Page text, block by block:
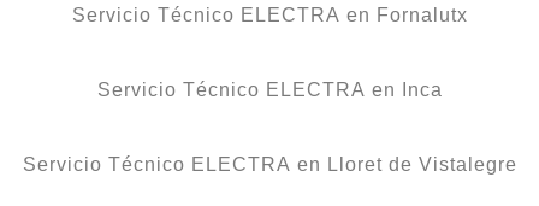
Servicio Técnico ELECTRA en Fornalutx
Servicio Técnico ELECTRA en Inca
Servicio Técnico ELECTRA en Lloret de Vistalegre